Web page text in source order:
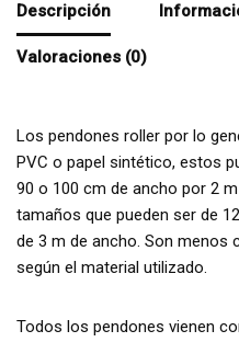
Descripción
Valoraciones (0)
Los pendones roller por lo
PVC o papel sintético, estos
90 o 100 cm de ancho por 2
tamaños que pueden ser de
de 3 m de ancho. Son menos
según el material utilizado.
Todos los pendones vienen